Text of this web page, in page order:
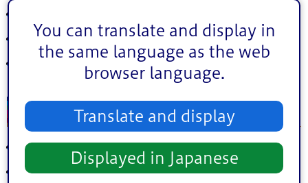
You can translate and display in
the same language as the web
browser language.
Translate and display
Displayed in Japanese
令和4年9月8日開催分（PDF：702KB）
令和4年9月1日開催分（PDF：596KB）
8月
令和4年8月25日開催分（PDF：276KB）
令和4年8月17日（休会）